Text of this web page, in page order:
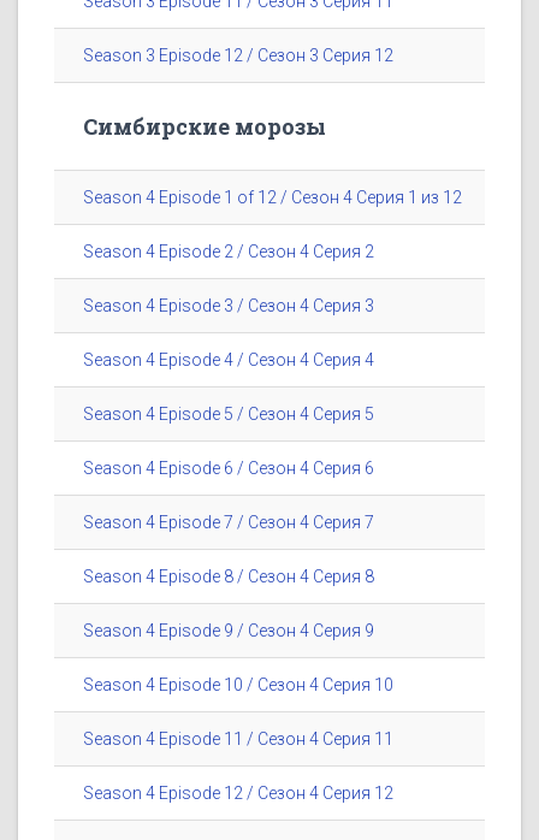
Season 3 Episode 12 / Сезон 3 Серия 12
Симбирские морозы
Season 4 Episode 1 of 12 / Сезон 4 Серия 1 из 12
Season 4 Episode 2 / Сезон 4 Серия 2
Season 4 Episode 3 / Сезон 4 Серия 3
Season 4 Episode 4 / Сезон 4 Серия 4
Season 4 Episode 5 / Сезон 4 Серия 5
Season 4 Episode 6 / Сезон 4 Серия 6
Season 4 Episode 7 / Сезон 4 Серия 7
Season 4 Episode 8 / Сезон 4 Серия 8
Season 4 Episode 9 / Сезон 4 Серия 9
Season 4 Episode 10 / Сезон 4 Серия 10
Season 4 Episode 11 / Сезон 4 Серия 11
Season 4 Episode 12 / Сезон 4 Серия 12